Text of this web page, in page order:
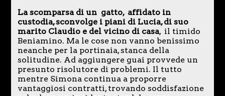
La scomparsa di un gatto, affidato in
custodia, sconvolge i piani di Lucia, di suo
marito Claudio e del vicino di casa, il timido
Beniamino. Ma le cose non vanno benissimo
neanche per la portinaia, stanca della
solitudine. Ad aggiungere guai provvede un
presunto risolutore di problemi. Il tutto
mentre Simona continua a proporre
vantaggiosi contratti, trovando soddisfazione